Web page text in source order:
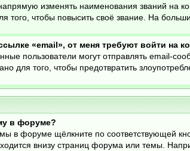
изменять наименования званий на
того, чтобы повысить своё звание. На
«email», от меня требуют войти на
пользователи могут отправлять email-
для того, чтобы предотвратить
в форуме?
в форуме щёлкните по соответствующей
внизу страниц форума или темы.